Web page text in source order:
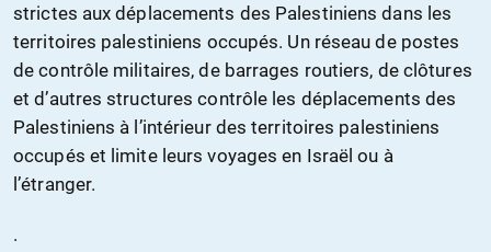
strictes aux déplacements des Palestiniens dans les
territoires palestiniens occupés. Un réseau de postes
de contrôle militaires, de barrages routiers, de clôtures
et d’autres structures contrôle les déplacements des
Palestiniens à l’intérieur des territoires palestiniens
occupés et limite leurs voyages en Israël ou à
l’étranger.
.